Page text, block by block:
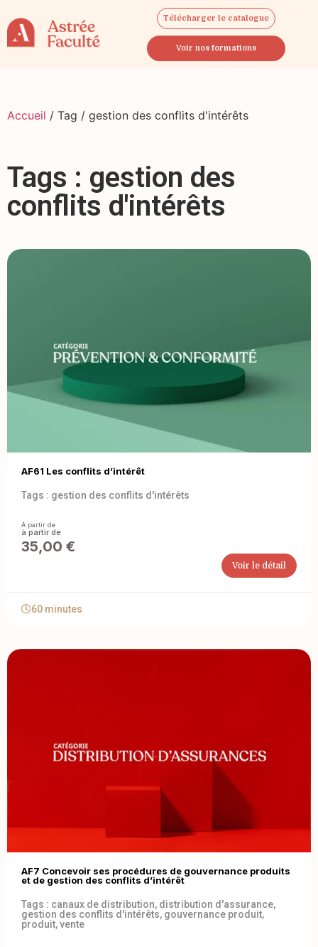
Télécharger le catalogue
Voir nos formations
Accueil / Tag / gestion des conflits d'intérêts
Tags : gestion des
conflits d'intérêts
AF61 Les conflits d’intérêt
Tags : gestion des conflits d'intérêts
À partir de
35,00 €
Voir le détail
60 minutes
AF7 Concevoir ses procédures de gouvernance produits
et de gestion des conflits d’intérêt
Tags : canaux de distribution, distribution d'assurance,
gestion des conflits d'intérêts, gouvernance produit,
produit,vente